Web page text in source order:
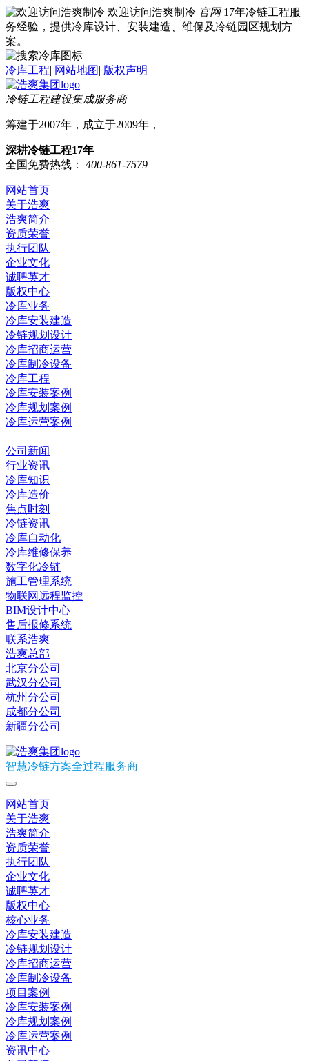
欢迎访问浩爽制冷 官网 17年冷链工程服
务经验，提供冷库设计、安装建造、维保及冷链园区规划方
案。
冷库工程| 网站地图| 版权声明
冷链工程建设集成服务商
筹建于2007年，成立于2009年，
深耕冷链工程17年
全国免费热线：
400-861-7579
网站首页
关于浩爽
浩爽简介
资质荣誉
执行团队
企业文化
诚聘英才
版权中心
冷库业务
冷库安装建造
冷链规划设计
冷库招商运营
冷库制冷设备
冷库工程
冷库安装案例
冷库规划案例
冷库运营案例
公司新闻
行业资讯
冷库知识
冷库造价
焦点时刻
冷链资讯
冷库自动化
冷库维修保养
数字化冷链
施工管理系统
物联网远程监控
BIM设计中心
售后报修系统
联系浩爽
浩爽总部
北京分公司
武汉分公司
杭州分公司
成都分公司
新疆分公司
智慧冷链方案全过程服务商
网站首页
关于浩爽
浩爽简介
资质荣誉
执行团队
企业文化
诚聘英才
版权中心
核心业务
冷库安装建造
冷链规划设计
冷库招商运营
冷库制冷设备
项目案例
冷库安装案例
冷库规划案例
冷库运营案例
资讯中心